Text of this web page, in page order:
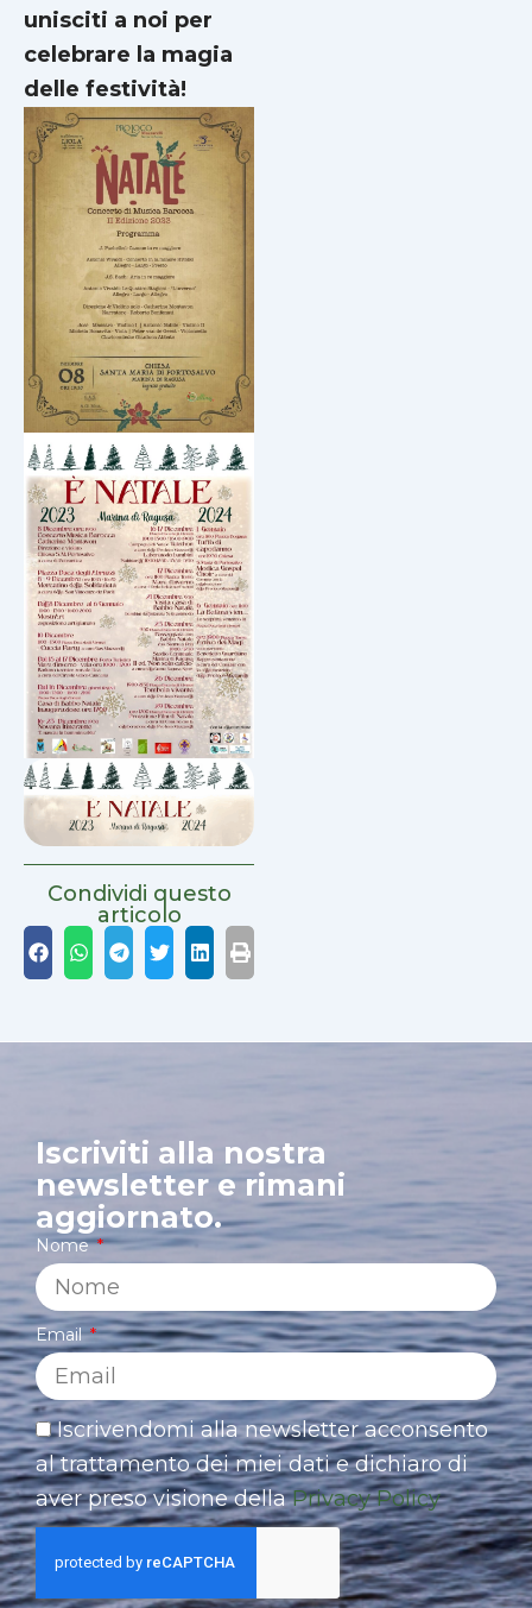
unisciti a noi per
celebrare la magia
delle festività!
Condividi questo
articolo
Iscriviti alla nostra
newsletter e rimani
aggiornato.
Nome
Email
Iscrivendomi alla newsletter acconsento
al trattamento dei miei dati e dichiaro di
aver preso visione dellaPrivacy Policy